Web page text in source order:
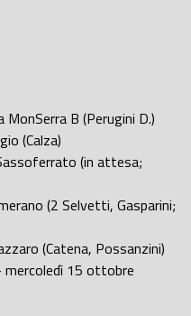
B (Perugini D.)
(Calza)
(in attesa;
(2 Selvetti, Gasparini;
(Catena, Possanzini)
15 ottobre